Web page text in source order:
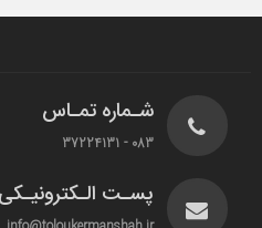
شـماره تمـاس
083 - 37224131
پسـت الـکترونیـکی